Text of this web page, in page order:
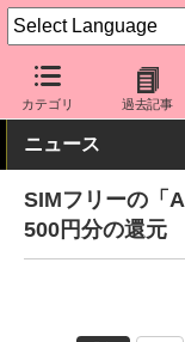
カテゴリ 過去記事
ケータイ Watch OS
ニュース
SIMフリーの「
500円分の還元